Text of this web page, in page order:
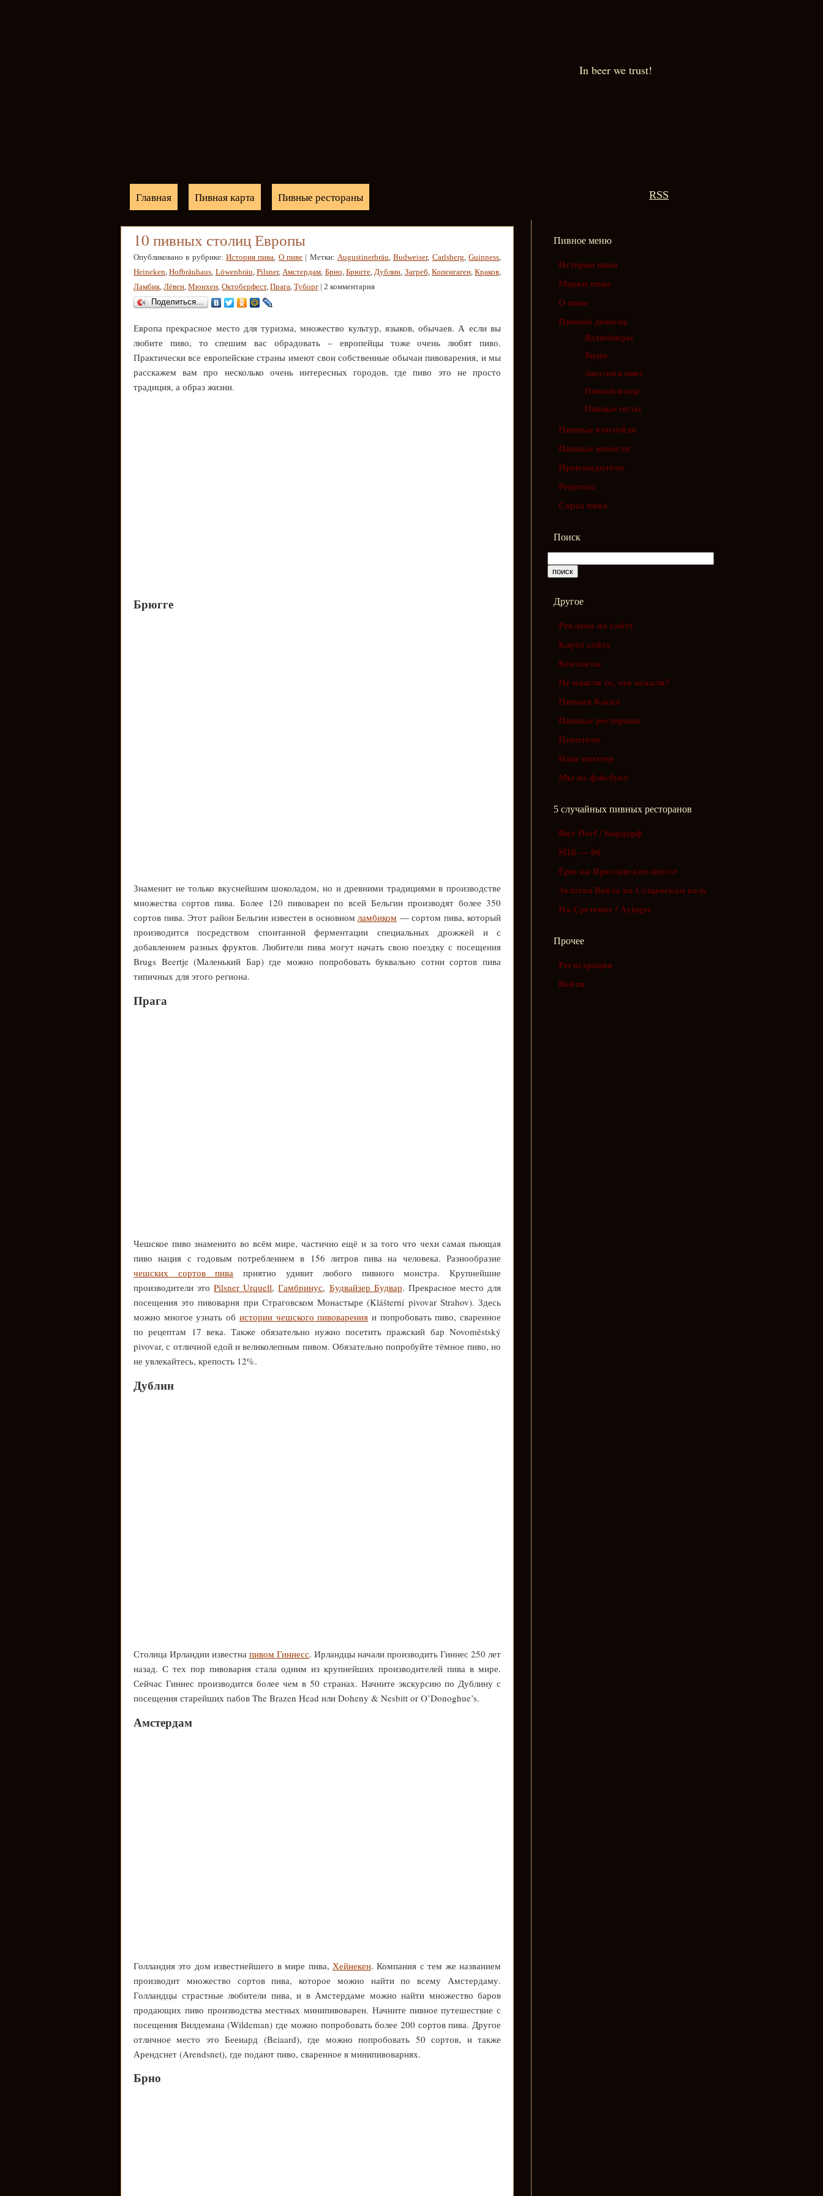
In beer we trust!
RSS
Главная Пивная карта Пивные рестораны
10 пивных столиц Европы
Опубликовано в рубрике: История пива, О пиве | Метки:Augustinerbräu,Budweiser, Carlsberg,Guinness,
Heineken,Hofbräuhaus, Löwenbräu, Pilsner,Амстердам, Брно, Брюгге,Дублин, Загреб, Копенгаген,Краков,
Ламбик, Лёвен, Мюнхен, Октоберфест, Прага, Туборг | 2 комментария
Поделиться…
Европа прекрасное место для туризма, множество культур, языков, обычаев. А если вы
любите пиво, то спешим вас обрадовать – европейцы тоже очень любят пиво.
Практически все европейские страны имеют свои собственные обычаи пивоварения, и мы
расскажем вам про несколько очень интересных городов, где пиво это не просто
традиция, а образ жизни.
Брюгге
Знаменит не только вкуснейшим шоколадом, но и древними традициями в производстве
множества сортов пива. Более 120 пивоварен по всей Бельгии производят более 350
сортов пива. Этот район Бельгии известен в основном ламбиком — сортом пива, который
производится посредством спонтанной ферментации специальных дрожжей и с
добавлением разных фруктов. Любители пива могут начать свою поездку с посещения
Brugs Beertje (Маленький Бар) где можно попробовать буквально сотни сортов пива
типичных для этого региона.
Прага
Чешское пиво знаменито во всём мире, частично ещё и за того что чехи самая пьющая
пиво нация с годовым потреблением в 156 литров пива на человека. Разнообразие
чешских сортов пива приятно удивит любого пивного монстра. Крупнейшие
производители этоPilsner Urquell,Гамбринус, Будвайзер Будвар. Прекрасное место для
посещения это пивоварня при Страговском Монастыре (Klášterní pivovar Strahov). Здесь
можно многое узнать об истории чешского пивоварения и попробовать пиво, сваренное
по рецептам 17 века. Также обязательно нужно посетить пражский бар Novoměstský
pivovar, с отличной едой и великолепным пивом. Обязательно попробуйте тёмное пиво, но
не увлекайтесь, крепость 12%.
Дублин
Столица Ирландии известна пивом Гиннесс. Ирландцы начали производить Гиннес 250 лет
назад. С тех пор пивоварня стала одним из крупнейших производителей пива в мире.
Сейчас Гиннес производится более чем в 50 странах. Начните экскурсию по Дублину с
посещения старейших пабов The Brazen Head или Doheny & Nesbitt or O’Donoghue’s.
Амстердам
Голландия это дом известнейшего в мире пива, Хейнекен. Компания с тем же названием
производит множество сортов пива, которое можно найти по всему Амстердаму.
Голландцы страстные любители пива, и в Амстердаме можно найти множество баров
продающих пиво производства местных минипивоварен. Начните пивное путешествие с
посещения Вилдемана (Wildeman) где можно попробовать более 200 сортов пива. Другое
отличное место это Бееиард (Beiaard), где можно попробовать 50 сортов, и также
Арендснет (Arendsnet), где подают пиво, сваренное в минипивоварнях.
Брно
Пивное меню
История пива
Марки пива
О пиве
Пивной довесок
Валпейперы
Видео
Закуски к пиву
Пивной юмор
Пивные тесты
Пивные коктейли
Пивные новости
Производители
Рецепты
Сорта пива
Поиск
Другое
Реклама на сайте
Карта сайта
Контакты
Не нашли то, что искали?
Пивная Каска
Пивные рестораны
Ценители
Наш твиттер
Мы на фэйсбуке
5 случайных пивных ресторанов
Bier Dorf / Бирдорф
SПБ — 06
Ёрш на Ярославском шоссе
Золотая Вобла на Сущевском валу
На Сретенке / Ayinger
Прочее
Регистрация
Войти